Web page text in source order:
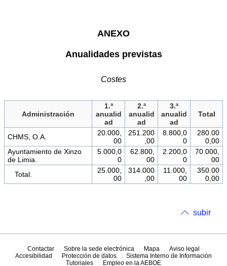
ANEXO
Anualidades previstas
Costes
Administración
1.ª
anualid
ad
2.ª
anualid
ad
3.ª
anualid
ad
Total
CHMS, O.A.
20.000,
00
251.200
,00
8.800,0
0
280.00
0,00
Ayuntamiento de Xinzo
de Limia.
5.000,0
0
62.800,
00
2.200,0
0
70.000,
00
Total.
25.000,
00
314.000
,00
11.000,
00
350.00
0,00
subir
Contactar Sobre la sede electrónica Mapa
Aviso legal
Accesibilidad
Protección de datos
Sistema Interno de Información
Tutoriales
Empleo en la AEBOE